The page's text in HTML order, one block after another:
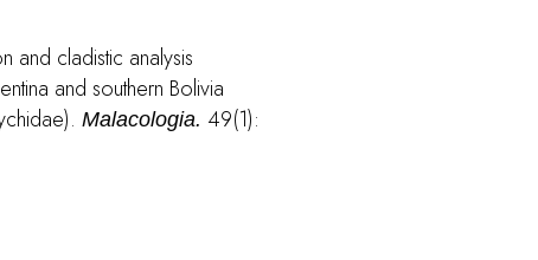
and cladistic analysis
and southern Bolivia
Malacologia. 49(1):